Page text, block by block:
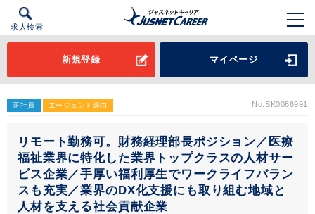
求人検索
新規登録 マイページ
正社員 エージェント経由 No.SK0086991
リモート勤務可。財務経理部長ポジション／医療
福祉業界に特化した業界トップクラスの人材サー
ビス企業／手厚い福利厚生でワークライフバラン
スも充実／業界のDX化支援にも取り組む地域と
人材を支える社会貢献企業